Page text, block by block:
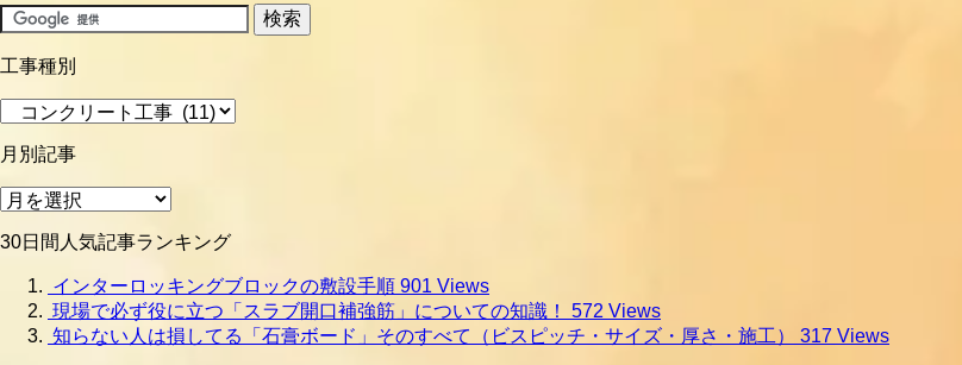
工事種別
種
別
月別記事
月
記
30日間人気記事ランキング
インターロッキングブロックの敷設手順 901 Views
現場で必ず役に立つ「スラブ開口補強筋」についての知識！
572 Views
知らない人は損してる「石膏ボード」そのすべて（ビスピッチ・サイズ・厚さ・施工）
317 Views